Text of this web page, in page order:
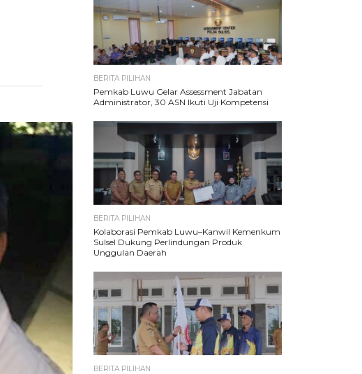
BERITA PILIHAN
Pemkab Luwu Gelar Assessment Jabatan
Administrator, 30 ASN Ikuti Uji Kompetensi
BERITA PILIHAN
Kolaborasi Pemkab Luwu–Kanwil Kemenkum
Sulsel Dukung Perlindungan Produk
Unggulan Daerah
BERITA PILIHAN